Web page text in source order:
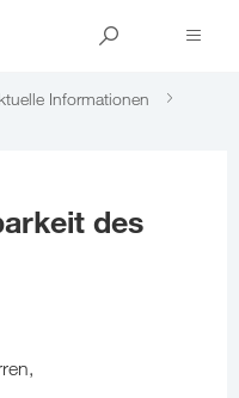
Informationen
des